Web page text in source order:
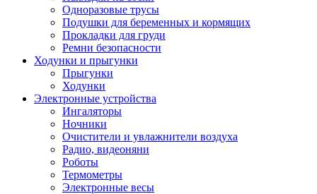
Одноразовые трусы
Подушки для беременных и кормящих
Прокладки для груди
Ремни безопасности
Ходунки и прыгунки
Прыгунки
Ходунки
Электронные устройства
Ингаляторы
Ночники
Очистители и увлажнители воздуха
Радио, видеоняни
Роботы
Термометры
Электронные весы